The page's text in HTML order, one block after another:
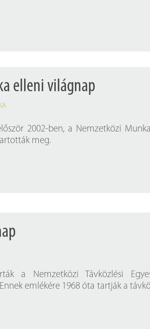
elleni világnap
2002-ben, a Nemzetközi
meg.
a Nemzetközi Távközlési
emlékére 1968 óta tartják a